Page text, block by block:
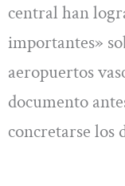
central han
importantes»
aeropuertos
documento
concretarse los